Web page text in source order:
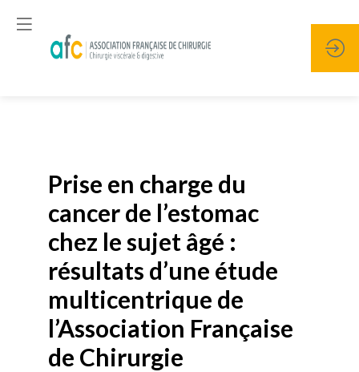
Prise en charge du
cancer de l’estomac
chez le sujet âgé :
résultats d’une étude
multicentrique de
l’Association Française
de Chirurgie